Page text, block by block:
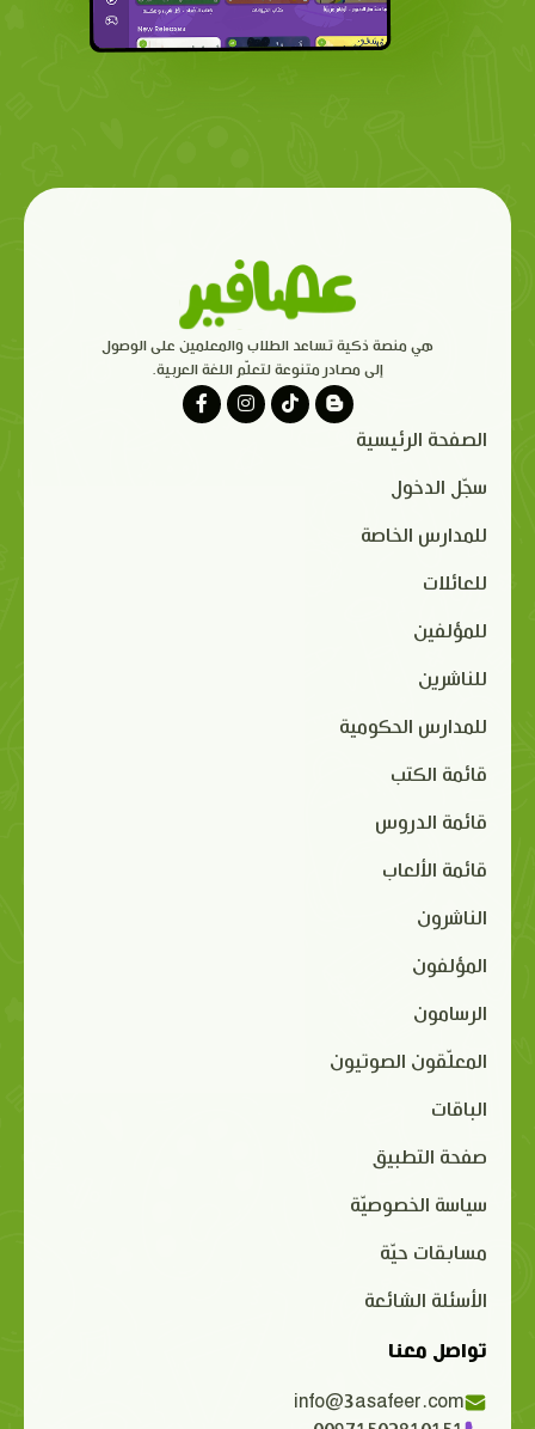
هي منصة ذكية تساعد الطلاب والمعلمين على الوصول
إلى مصادر متنوعة لتعلّم اللغة العربية.
الصفحة الرئيسية
سجّل الدخول
للمدارس الخاصة
للعائلات
للمؤلفين
للناشرين
للمدارس الحكومية
قائمة الكتب
قائمة الدروس
قائمة الألعاب
الناشرون
المؤلفون
الرسامون
المعلّقون الصوتيون
الباقات
صفحة التطبيق
سياسة الخصوصيّة
مسابقات حيّة
الأسئلة الشائعة
تواصل معنا
info@3asafeer.com